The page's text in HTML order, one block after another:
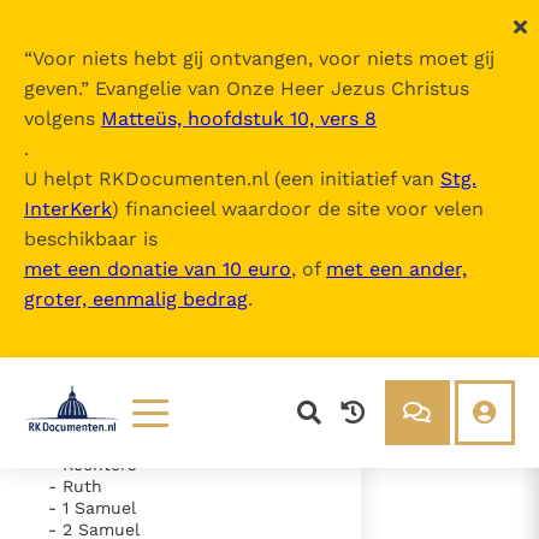
“Voor niets hebt gij ontvangen, voor niets moet gij
geven.” Evangelie van Onze Heer Jezus Christus
volgens Matteüs, hoofdstuk 10, vers 8
.
U helpt RKDocumenten.nl (een initiatief van Stg.
InterKerk) financieel waardoor de site voor velen
beschikbaar is
met een donatie van 10 euro, of met een ander,
groter, eenmalig bedrag.
Lezen
Documenten
Over ons
De Bijbel
Inhoudsopgave
uitklappen
- Oude Testament
- Exodus
- Numeri
- Deuteronomium
- Rechters
- Ruth
- 1 Samuel
- 2 Samuel
- Hoofdstuk 32